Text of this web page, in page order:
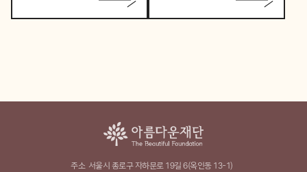
주소 서울시 종로구 자하문로 19길 6(옥인동 13-1)